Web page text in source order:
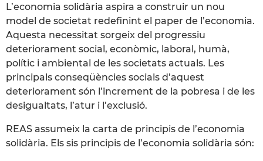
L’economia solidària aspira a construir un nou
model de societat redefinint el paper de l’economia.
Aquesta necessitat sorgeix del progressiu
deteriorament social, econòmic, laboral, humà,
polític i ambiental de les societats actuals. Les
principals conseqüències socials d’aquest
deteriorament són l’increment de la pobresa i de les
desigualtats, l’atur i l’exclusió.
REAS assumeix la carta de principis de l’economia
solidària. Els sis principis de l’economia solidària són: